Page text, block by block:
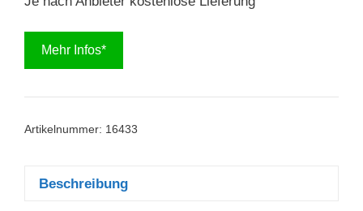
Mehr Infos*
Artikelnummer: 16433
Beschreibung